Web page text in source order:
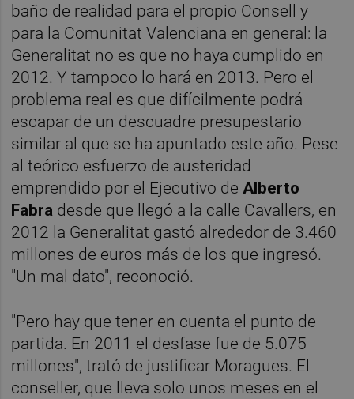
baño de realidad para el propio Consell y
para la Comunitat Valenciana en general: la
Generalitat no es que no haya cumplido en
2012. Y tampoco lo hará en 2013. Pero el
problema real es que difícilmente podrá
escapar de un descuadre presupestario
similar al que se ha apuntado este año. Pese
al teórico esfuerzo de austeridad
emprendido por el Ejecutivo de Alberto
Fabra desde que llegó a la calle Cavallers, en
2012 la Generalitat gastó alrededor de 3.460
millones de euros más de los que ingresó.
"Un mal dato", reconoció.
"Pero hay que tener en cuenta el punto de
partida. En 2011 el desfase fue de 5.075
millones", trató de justificar Moragues. El
conseller, que lleva solo unos meses en el